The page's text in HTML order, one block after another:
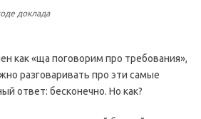
доклада
как «ща поговорим про требования»,
разговаривать про эти самые
ответ: бесконечно. Но как?